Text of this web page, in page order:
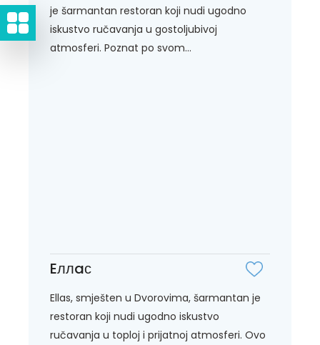
je šarmantan restoran koji nudi ugodno
iskustvo ručavanja u gostoljubivoj
atmosferi. Poznat po svom...
Eллaс
Ellas, smješten u Dvorovima, šarmantan je
restoran koji nudi ugodno iskustvo
ručavanja u toploj i prijatnoj atmosferi. Ovo